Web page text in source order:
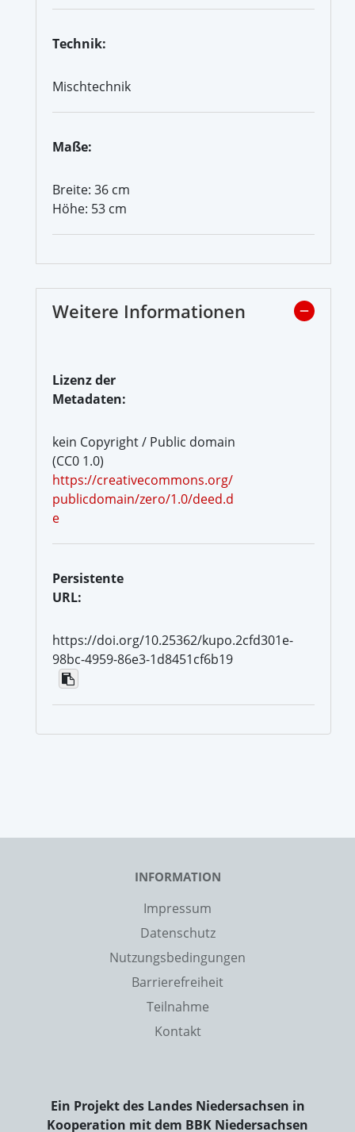
Technik:
Mischtechnik
Maße:
Breite: 36 cm
Höhe: 53 cm
Weitere Informationen
Lizenz der
Metadaten:
kein Copyright / Public domain
(CC0 1.0)
https://creativecommons.org/
publicdomain/zero/1.0/deed.d
e
Persistente
URL:
https://doi.org/10.25362/kupo.2cfd301e-
98bc-4959-86e3-1d8451cf6b19
INFORMATION
Impressum
Datenschutz
Nutzungsbedingungen
Barrierefreiheit
Teilnahme
Kontakt
Ein Projekt des Landes Niedersachsen in
Kooperation mit dem BBK Niedersachsen